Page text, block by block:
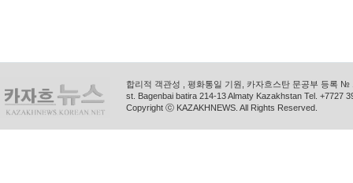
합리적 객관성 , 평화통일 기원, 카자흐스탄 문공부 등록
st. Bagenbai batira 214-13 Almaty Kazakhstan Tel. +7727
Copyright ⓒ KAZAKHNEWS. All Rights Reserved.